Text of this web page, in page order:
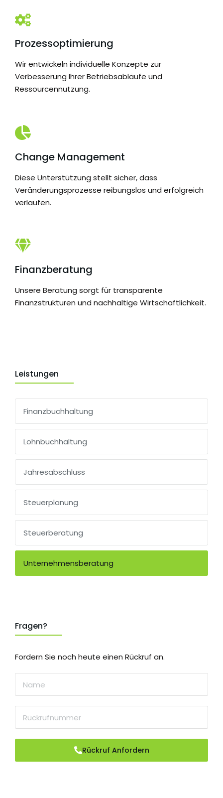
Prozessoptimierung
Wir entwickeln individuelle Konzepte zur
Verbesserung Ihrer Betriebsabläufe und
Ressourcennutzung.
Change Management
Diese Unterstützung stellt sicher, dass
Veränderungsprozesse reibungslos und erfolgreich
verlaufen.
Finanzberatung
Unsere Beratung sorgt für transparente
Finanzstrukturen und nachhaltige Wirtschaftlichkeit.
Leistungen
Finanzbuchhaltung
Lohnbuchhaltung
Jahresabschluss
Steuerplanung
Steuerberatung
Unternehmensberatung
Fragen?
Fordern Sie noch heute einen Rückruf an.
Rückruf Anfordern